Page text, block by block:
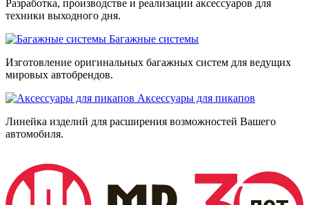
Разработка, производстве и реализации аксессуаров для
техники выходного дня.
Багажные системы
Изготовление оригинальных багажных систем для ведущих
мировых автобрендов.
Аксессуары для пикапов
Линейка изделий для расширения возможностей Вашего
автомобиля.